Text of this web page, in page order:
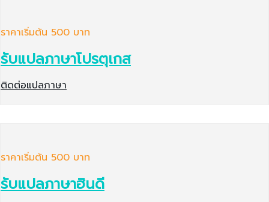
ราคาเริ่มต้น 500 บาท
รับแปลภาษาโปรตุเกส
ติดต่อแปลภาษา
ราคาเริ่มต้น 500 บาท
รับแปลภาษาฮินดี